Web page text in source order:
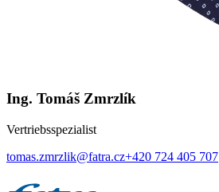
Ing. Tomáš Zmrzlík
Vertriebsspezialist
tomas.zmrzlik@fatra.cz+420 724 405 707